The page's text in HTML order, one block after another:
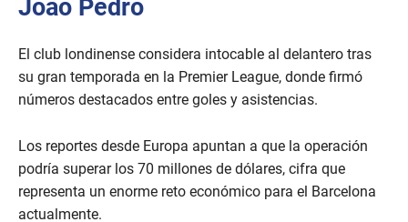
João Pedro
El club londinense considera intocable al delantero tras
su gran temporada en la Premier League, donde firmó
números destacados entre goles y asistencias.
Los reportes desde Europa apuntan a que la operación
podría superar los 70 millones de dólares, cifra que
representa un enorme reto económico para el Barcelona
actualmente.